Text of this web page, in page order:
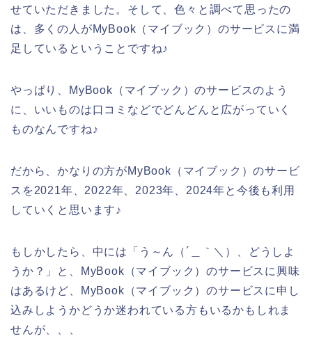
せていただきました。そして、色々と調べて思ったの
は、多くの人がMyBook（マイブック）のサービスに満
足しているということですね♪
やっぱり、MyBook（マイブック）のサービスのよう
に、いいものは口コミなどでどんどんと広がっていく
ものなんですね♪
だから、かなりの方がMyBook（マイブック）のサービ
スを2021年、2022年、2023年、2024年と今後も利用
していくと思います♪
もしかしたら、中には「う～ん（´＿｀＼）、どうしよ
うか？」と、MyBook（マイブック）のサービスに興味
はあるけど、MyBook（マイブック）のサービスに申し
込みしようかどうか迷われている方もいるかもしれま
せんが、、、